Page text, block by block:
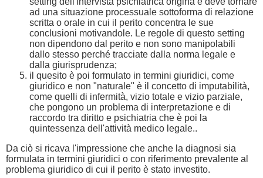
ad una situazione processuale sottoforma di relazione
scritta o orale in cui il perito concentra le sue
conclusioni motivandole. Le regole di questo setting
non dipendono dal perito e non sono manipolabili
dallo stesso perché tracciate dalla norma legale e
dalla giurisprudenza;
il quesito è poi formulato in termini giuridici, come
giuridico e non "naturale" è il concetto di imputabilità,
come quelli di infermità, vizio totale e vizio parziale,
che pongono un problema di interpretazione e di
raccordo tra diritto e psichiatria che è poi la
quintessenza dell'attività medico legale..
Da ciò si ricava l'impressione che anche la diagnosi sia
formulata in termini giuridici o con riferimento prevalente al
problema giuridico di cui il perito è stato investito.